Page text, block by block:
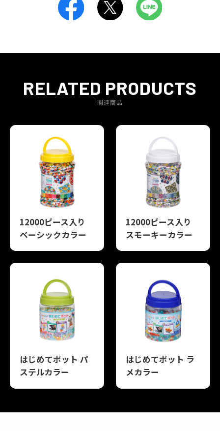
RELATED PRODUCTS
関連商品
12000ピース入り
ベーシックカラー
12000ピース入り
スモーキーカラー
はじめてポット パ
ステルカラー
はじめてポット ラ
メカラー